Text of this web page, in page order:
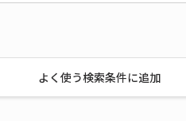
よく使う検索条件に追加